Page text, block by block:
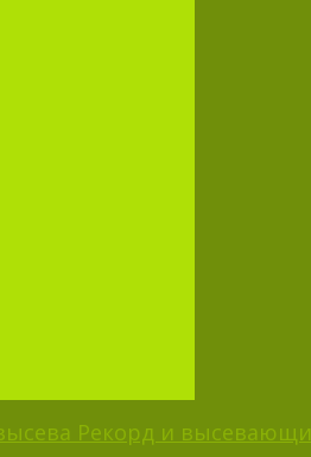
Рекорд и